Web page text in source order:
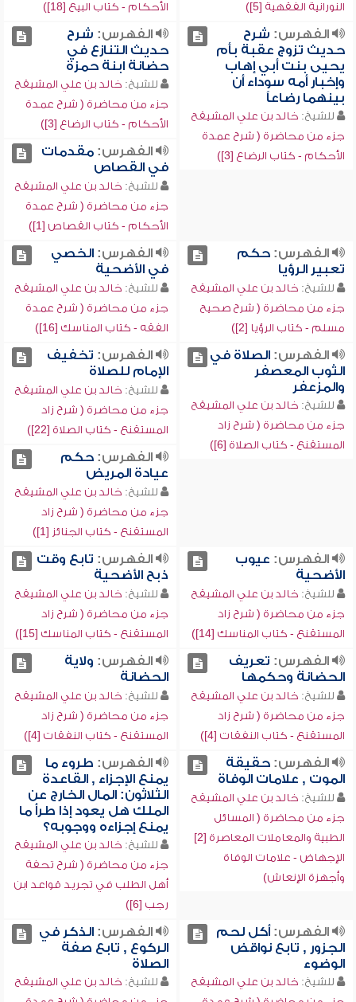
النورانية الفقهية [5])
الأحكام - كتاب البيع [18])
الفهرس: شرح
حديث تزوج عقبة بأم
يحيى بنت أبي إهاب
وإخبار أمه سوداء أن
بينهما رضاعاً
للشيخ: خالد بن علي المشيقح
جزء من محاضرة ( شرح عمدة
الأحكام - كتاب الرضاع [3])
الفهرس: شرح
حديث التنازع في
حضانة ابنة حمزة
للشيخ: خالد بن علي المشيقح
جزء من محاضرة ( شرح عمدة
الأحكام - كتاب الرضاع [3])
الفهرس:مقدمات
في القصاص
للشيخ: خالد بن علي المشيقح
جزء من محاضرة ( شرح عمدة
الأحكام - كتاب القصاص [1])
الفهرس:حكم
تعبير الرؤيا
للشيخ: خالد بن علي المشيقح
جزء من محاضرة ( شرح صحيح
مسلم - كتاب الرؤيا [2])
الفهرس:الخصي
في الأضحية
للشيخ: خالد بن علي المشيقح
جزء من محاضرة ( شرح عمدة
الفقه - كتاب المناسك [16])
الفهرس:الصلاة في
الثوب المعصفر
والمزعفر
للشيخ: خالد بن علي المشيقح
جزء من محاضرة ( شرح زاد
المستقنع - كتاب الصلاة [6])
الفهرس: تخفيف
الإمام للصلاة
للشيخ: خالد بن علي المشيقح
جزء من محاضرة ( شرح زاد
المستقنع - كتاب الصلاة [22])
الفهرس:حكم
عيادة المريض
للشيخ: خالد بن علي المشيقح
جزء من محاضرة ( شرح زاد
المستقنع - كتاب الجنائز [1])
الفهرس: عيوب
الأضحية
للشيخ: خالد بن علي المشيقح
جزء من محاضرة ( شرح زاد
المستقنع - كتاب المناسك [14])
الفهرس: تابع وقت
ذبح الأضحية
للشيخ: خالد بن علي المشيقح
جزء من محاضرة ( شرح زاد
المستقنع - كتاب المناسك [15])
الفهرس: تعريف
الحضانة وحكمها
للشيخ: خالد بن علي المشيقح
جزء من محاضرة ( شرح زاد
المستقنع - كتاب النفقات [4])
الفهرس: ولاية
الحضانة
للشيخ: خالد بن علي المشيقح
جزء من محاضرة ( شرح زاد
المستقنع - كتاب النفقات [4])
الفهرس:حقيقة
الموت , علامات الوفاة
للشيخ: خالد بن علي المشيقح
جزء من محاضرة ( المسائل
الطبية والمعاملات المعاصرة [2]
الإجهاض - علامات الوفاة
وأجهزة الإنعاش)
الفهرس: طروء ما
يمنع الإجزاء , القاعدة
الثلاثون: المال الخارج عن
الملك هل يعود إذا طرأ ما
يمنع إجزاءه ووجوبه؟
للشيخ: خالد بن علي المشيقح
جزء من محاضرة ( شرح تحفة
أهل الطلب في تجريد قواعد ابن
رجب [6])
الفهرس:أكل لحم
الجزور , تابع نواقض
الوضوء
للشيخ: خالد بن علي المشيقح
الفهرس:الذكر في
الركوع , تابع صفة
الصلاة
للشيخ: خالد بن علي المشيقح